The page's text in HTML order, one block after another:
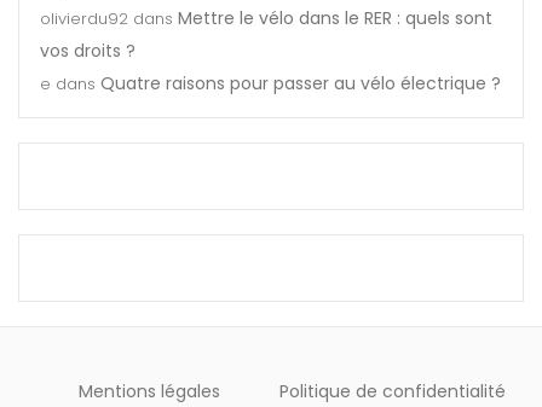
olivierdu92 dans Mettre le vélo dans le RER : quels sont
vos droits ?
e dans Quatre raisons pour passer au vélo électrique ?
Mentions légales Politique de confidentialité